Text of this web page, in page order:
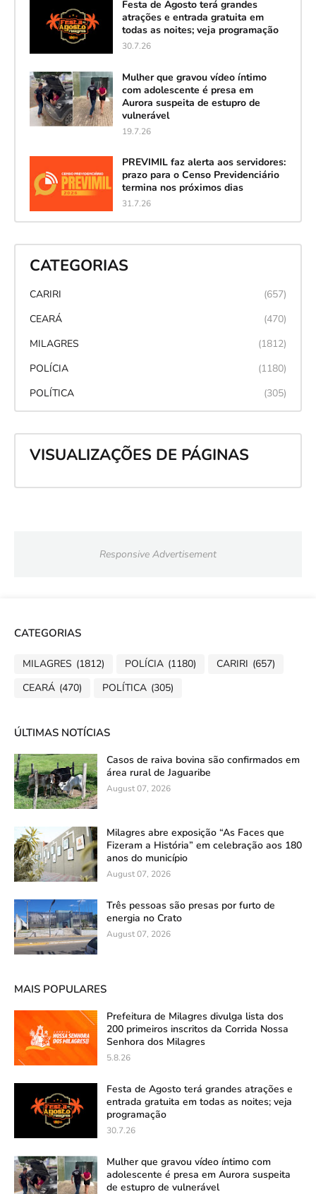
Festa de Agosto terá grandes
atrações e entrada gratuita em
todas as noites; veja programação
30.7.26
Mulher que gravou vídeo íntimo
com adolescente é presa em
Aurora suspeita de estupro de
vulnerável
19.7.26
PREVIMIL faz alerta aos servidores:
prazo para o Censo Previdenciário
termina nos próximos dias
31.7.26
CATEGORIAS
CARIRI
(657)
CEARÁ
(470)
MILAGRES
(1812)
POLÍCIA
(1180)
POLÍTICA
(305)
VISUALIZAÇÕES DE PÁGINAS
Responsive Advertisement
CATEGORIAS
MILAGRES (1812) POLÍCIA (1180) CARIRI (657)
CEARÁ (470) POLÍTICA (305)
ÚLTIMAS NOTÍCIAS
Casos de raiva bovina são confirmados em
área rural de Jaguaribe
August 07, 2026
Milagres abre exposição “As Faces que
Fizeram a História” em celebração aos 180
anos do município
August 07, 2026
Três pessoas são presas por furto de
energia no Crato
August 07, 2026
MAIS POPULARES
Prefeitura de Milagres divulga lista dos
200 primeiros inscritos da Corrida Nossa
Senhora dos Milagres
5.8.26
Festa de Agosto terá grandes atrações e
entrada gratuita em todas as noites; veja
programação
30.7.26
Mulher que gravou vídeo íntimo com
adolescente é presa em Aurora suspeita
de estupro de vulnerável